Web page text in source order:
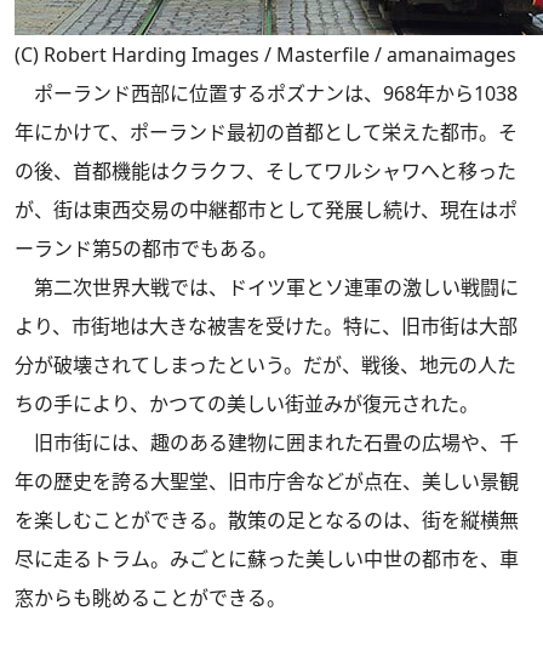
(C) Robert Harding Images / Masterfile / amanaimages
ポーランド西部に位置するポズナンは、968年から1038
年にかけて、ポーランド最初の首都として栄えた都市。そ
の後、首都機能はクラクフ、そしてワルシャワへと移った
が、街は東西交易の中継都市として発展し続け、現在はポ
ーランド第5の都市でもある。
第二次世界大戦では、ドイツ軍とソ連軍の激しい戦闘に
より、市街地は大きな被害を受けた。特に、旧市街は大部
分が破壊されてしまったという。だが、戦後、地元の人た
ちの手により、かつての美しい街並みが復元された。
旧市街には、趣のある建物に囲まれた石畳の広場や、千
年の歴史を誇る大聖堂、旧市庁舎などが点在、美しい景観
を楽しむことができる。散策の足となるのは、街を縦横無
尽に走るトラム。みごとに蘇った美しい中世の都市を、車
窓からも眺めることができる。